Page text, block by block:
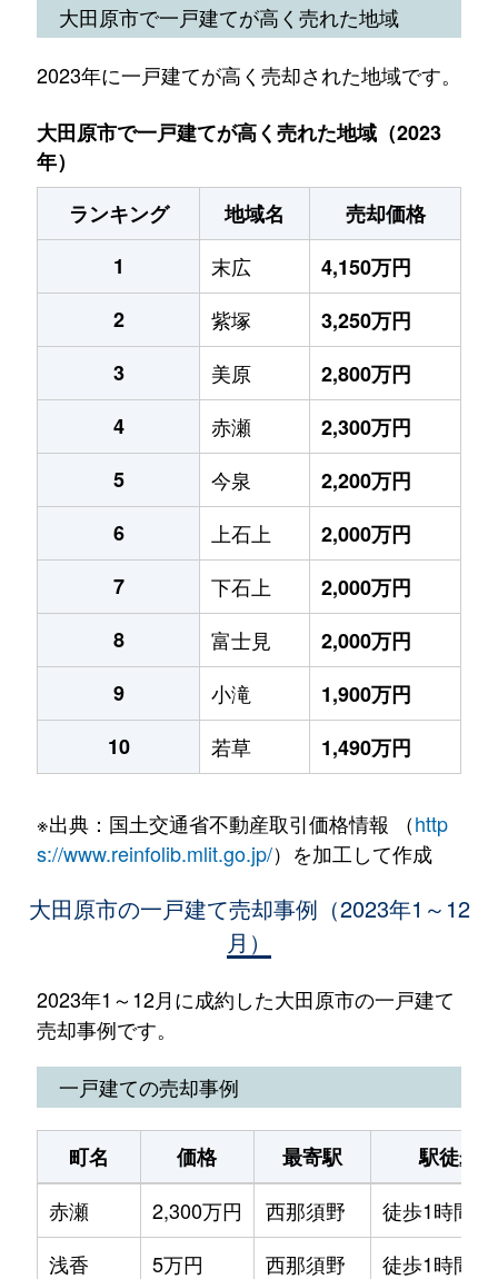
大田原市で一戸建てが高く売れた地域
2023年に一戸建てが高く売却された地域です。
大田原市で一戸建てが高く売れた地域（2023
年）
ランキング
地域名
売却価格
1
末広
4,150万円
2
紫塚
3,250万円
3
美原
2,800万円
4
赤瀬
2,300万円
5
今泉
2,200万円
6
上石上
2,000万円
7
下石上
2,000万円
8
富士見
2,000万円
9
小滝
1,900万円
10
若草 1,490万円
※出典：国土交通省不動産取引価格情報 （http
s://www.reinfolib.mlit.go.jp/）を加工して作成
大田原市の一戸建て売却事例（2023年1～12
月）
2023年1～12月に成約した大田原市の一戸建て
売却事例です。
一戸建ての売却事例
町名 価格 最寄駅
駅徒歩
赤瀬
2,300万円 西那須野
徒歩1時間
浅香
5万円 西那須野
徒歩1時間